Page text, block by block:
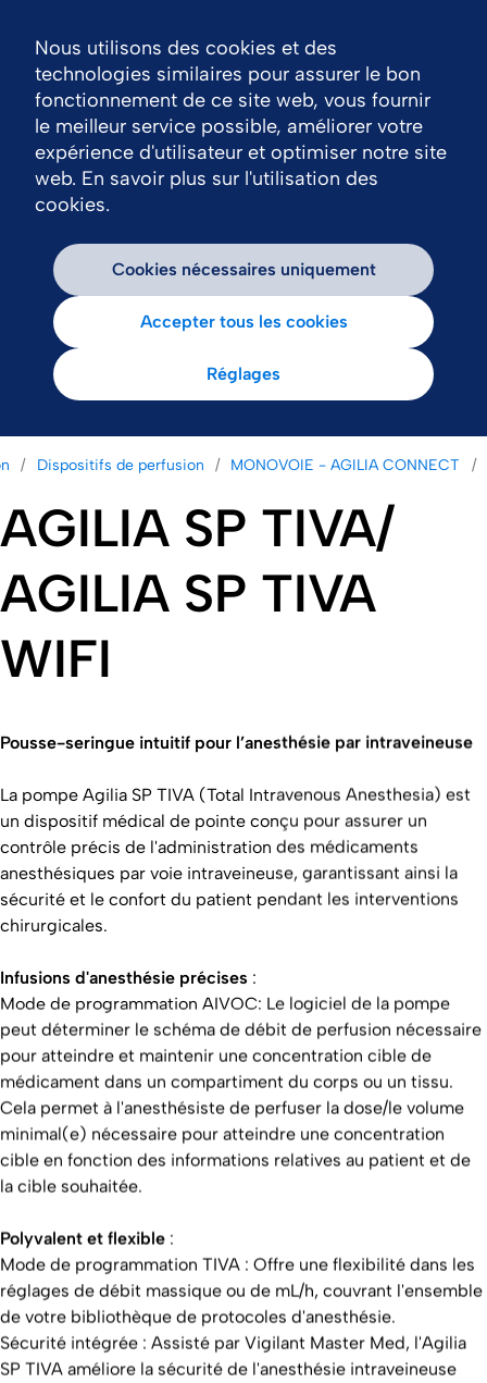
Dispositifs de perfusion MONOVOIE - AGILIA CONNECT
AGILIA SP TIVA/
AGILIA SP TIVA
WIFI
Pousse-seringue intuitif pour l’anesthésie par intraveineuse
La pompe Agilia SP TIVA (Total Intravenous Anesthesia) est
un dispositif médical de pointe conçu pour assurer un
contrôle précis de l'administration des médicaments
anesthésiques par voie intraveineuse, garantissant ainsi la
sécurité et le confort du patient pendant les interventions
chirurgicales.
Infusions d'anesthésie précises :
Mode de programmation AIVOC: Le logiciel de la pompe
peut déterminer le schéma de débit de perfusion nécessaire
pour atteindre et maintenir une concentration cible de
médicament dans un compartiment du corps ou un tissu.
Cela permet à l'anesthésiste de perfuser la dose/le volume
minimal(e) nécessaire pour atteindre une concentration
cible en fonction des informations relatives au patient et de
la cible souhaitée.
Polyvalent et flexible :
Mode de programmation TIVA : Offre une flexibilité dans les
réglages de débit massique ou de mL/h, couvrant l'ensemble
de votre bibliothèque de protocoles d'anesthésie.
Sécurité intégrée : Assisté par Vigilant Master Med, l'Agilia
SP TIVA améliore la sécurité de l'anesthésie intraveineuse
Nous utilisons des cookies et des
technologies similaires pour assurer le bon
fonctionnement de ce site web, vous fournir
le meilleur service possible, améliorer votre
expérience d'utilisateur et optimiser notre site
web. En savoir plus sur l'utilisation des
cookies.
Cookies nécessaires uniquement
Accepter tous les cookies
Réglages